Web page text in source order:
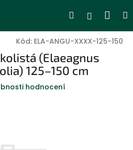
Hledat
Kód: ELA-ANGU-XXXX-125-150
(Elaeagnus
125–150 cm
hodnocení